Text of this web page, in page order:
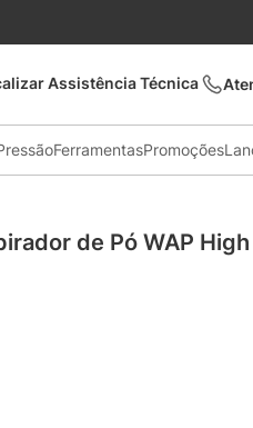
Assistência Técnica
FerramentasPromoções
de Pó WAP